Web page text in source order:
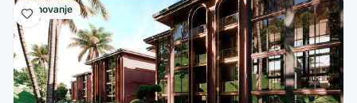
Stanovanje